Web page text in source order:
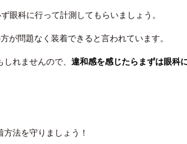
眼科に行って計測してもらいましょう。
が問題なく装着できると言われています。
れませんので、 違和感を感じたらまずは眼科
法を守りましょう！